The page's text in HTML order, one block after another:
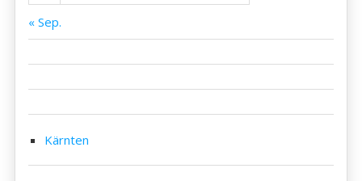
« Sep.
Kärnten